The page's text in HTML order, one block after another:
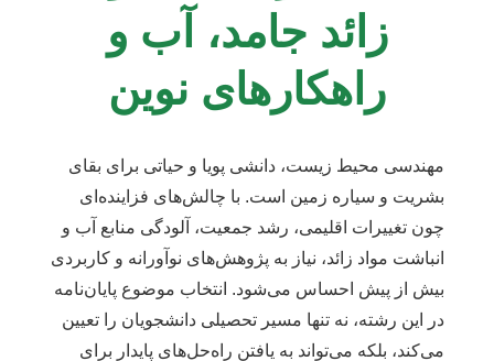
زائد جامد، آب و
راهکارهای نوین
مهندسی محیط زیست، دانشی پویا و حیاتی برای بقای
بشریت و سیاره زمین است. با چالش‌های فزاینده‌ای
چون تغییرات اقلیمی، رشد جمعیت، آلودگی منابع آب و
انباشت مواد زائد، نیاز به پژوهش‌های نوآورانه و کاربردی
بیش از پیش احساس می‌شود. انتخاب موضوع پایان‌نامه
در این رشته، نه تنها مسیر تحصیلی دانشجویان را تعیین
می‌کند، بلکه می‌تواند به یافتن راه‌حل‌های پایدار برای